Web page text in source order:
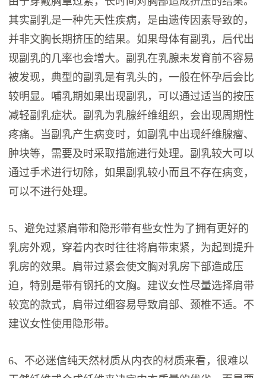
其实副乳是一种先天性疾病，是由遗传因素导致的，
并非文胸长期挤压的结果。如果母体有副乳，后代出
现副乳的几率也会增大。副乳在乳腺未发育前不容易
被发现，典型的副乳是有乳头的，一般在怀孕后会比
较明显。哺乳期如果出现副乳，可以通过适当的按压
减轻副乳症状。副乳为乳腺纤维组织，会出现周期性
疼痛。当副乳产生病变时，如副乳中出现纤维腺瘤、
肿块等，需要及时采取措施进行处理。副乳较大可以
通过手术进行切除，如果副乳较小而且不存在病变，
可以不进行处理。
5、避免过紧肩带和隐形带有些女性为了拥有更好的
乳房外观，穿着内衣时往往将肩带束紧，为起到提升
乳房的效果。肩带过紧会使文胸对乳房下部造成压
迫，特别是带有钢托的文胸。建议女性尽量选择肩带
较宽的款式，肩带过细容易导致肩部、颈椎不适。不
建议女性使用隐形带。
6、不必迷信纯天然材质从内衣的材质来看，很难以